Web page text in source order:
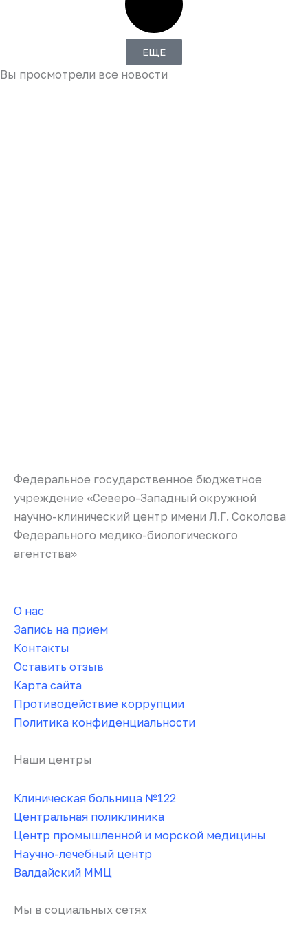
ЕЩЕ
Вы просмотрели все новости
Федеральное государственное бюджетное
учреждение «Северо-Западный окружной
научно-клинический центр имени Л.Г. Соколова
Федерального медико-биологического
агентства»
О нас
Запись на прием
Контакты
Оставить отзыв
Карта сайта
Противодействие коррупции
Политика конфиденциальности
Наши центры
Клиническая больница №122
Центральная поликлиника
Центр промышленной и морской медицины
Научно-лечебный центр
Валдайский ММЦ
Мы в социальных сетях